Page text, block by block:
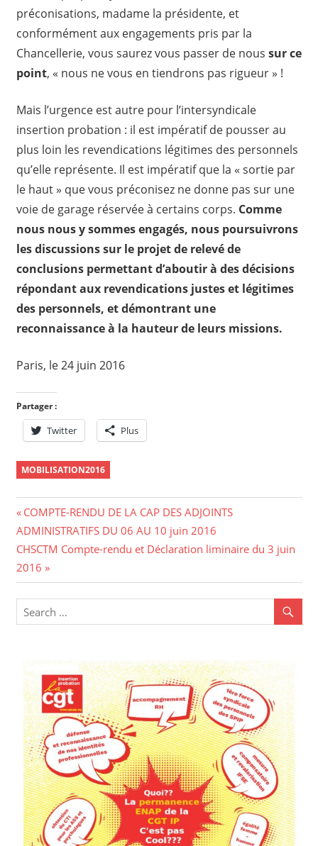
préconisations, madame la présidente, et
conformément aux engagements pris par la
Chancellerie, vous saurez vous passer de nous sur ce
point, « nous ne vous en tiendrons pas rigueur » !
Mais l’urgence est autre pour l’intersyndicale
insertion probation : il est impératif de pousser au
plus loin les revendications légitimes des personnels
qu’elle représente. Il est impératif que la « sortie par
le haut » que vous préconisez ne donne pas sur une
voie de garage réservée à certains corps. Comme
nous nous y sommes engagés, nous poursuivrons
les discussions sur le projet de relevé de
conclusions permettant d’aboutir à des décisions
répondant aux revendications justes et légitimes
des personnels, et démontrant une
reconnaissance à la hauteur de leurs missions.
Paris, le 24 juin 2016
Partager :
Twitter Plus
MOBILISATION2016
Navigation
de
l’article
Previous
Post:
COMPTE-RENDU DE LA CAP DES ADJOINTS
ADMINISTRATIFS DU 06 AU 10 juin 2016
Next
Post:
CHSCTM Compte-rendu et Déclaration liminaire du 3 juin
2016